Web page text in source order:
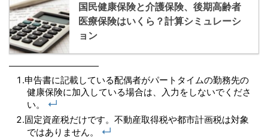
国民健康保険と介護保険、後期高齢者
医療保険はいくら？計算シミュレーシ
ョン
申告書に記載している配偶者がパートタイムの勤務先の
健康保険に加入している場合は、入力をしないでくださ
い。
↵
固定資産税だけです。不動産取得税や都市計画税は対象
ではありません。
↵